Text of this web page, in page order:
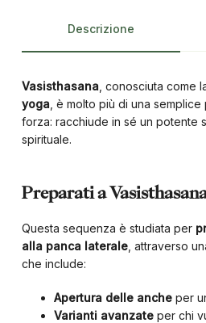
Descrizione
Vasisthasana , conosciuta come
yoga , è molto più di una
forza: racchiude in sé un potente
spirituale.
Preparati a
Questa sequenza è studiata per
alla panca laterale, attraverso
che include:
Apertura delle ancheper
Varianti avanzateper chi